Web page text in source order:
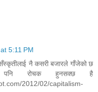
5:11 PM
नै कसरी बजारले गाँजेको छ
रोचक हुनसक्छ है
2012/02/capitalism-